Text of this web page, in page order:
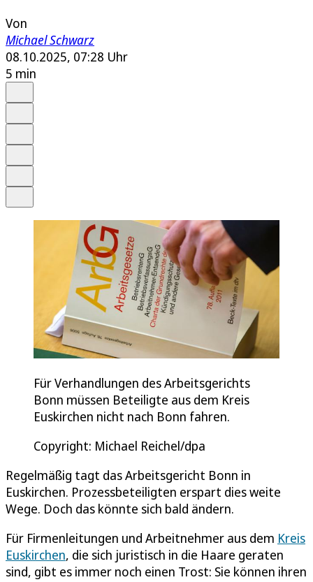
Von
Michael Schwarz
08.10.2025, 07:28 Uhr
5 min
Für Verhandlungen des Arbeitsgerichts
Bonn müssen Beteiligte aus dem Kreis
Euskirchen nicht nach Bonn fahren.
Copyright: Michael Reichel/dpa
Regelmäßig tagt das Arbeitsgericht Bonn in
Euskirchen. Prozessbeteiligten erspart dies weite
Wege. Doch das könnte sich bald ändern.
Für Firmenleitungen und Arbeitnehmer aus dem Kreis
Euskirchen, die sich juristisch in die Haare geraten
sind, gibt es immer noch einen Trost: Sie können ihren